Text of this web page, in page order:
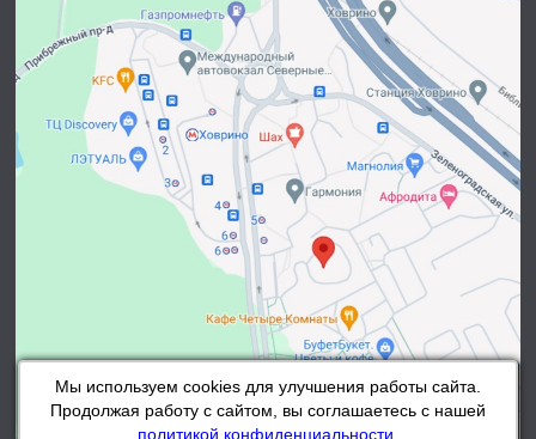
Мы используем cookies для улучшения работы сайта.
Продолжая работу с сайтом, вы соглашаетесь с нашей
политикой конфиденциальности